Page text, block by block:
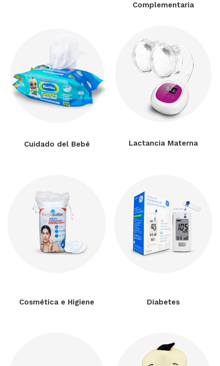
Complementaria
Cuidado del Bebé Lactancia Materna
Cosmética e Higiene Diabetes